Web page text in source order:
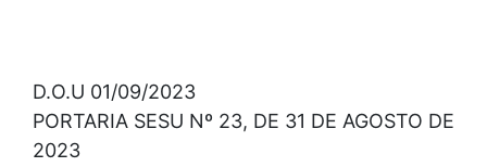
D.O.U 01/09/2023
PORTARIA SESU Nº 23, DE 31 DE AGOSTO DE
2023